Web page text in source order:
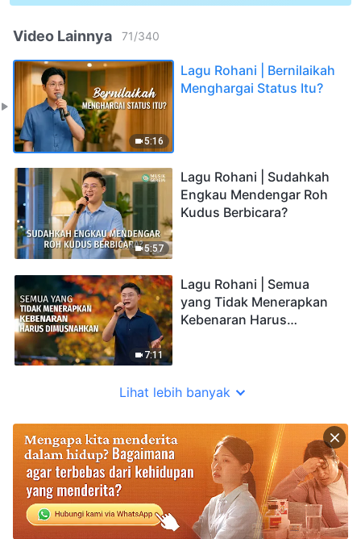
Video Lainnya 71/340
5:16
Lagu Rohani | Bernilaikah
Menghargai Status Itu?
5:57
Lagu Rohani | Sudahkah
Engkau Mendengar Roh
Kudus Berbicara?
7:11
Lagu Rohani | Semua
yang Tidak Menerapkan
Kebenaran Harus
Lihat lebih banyak